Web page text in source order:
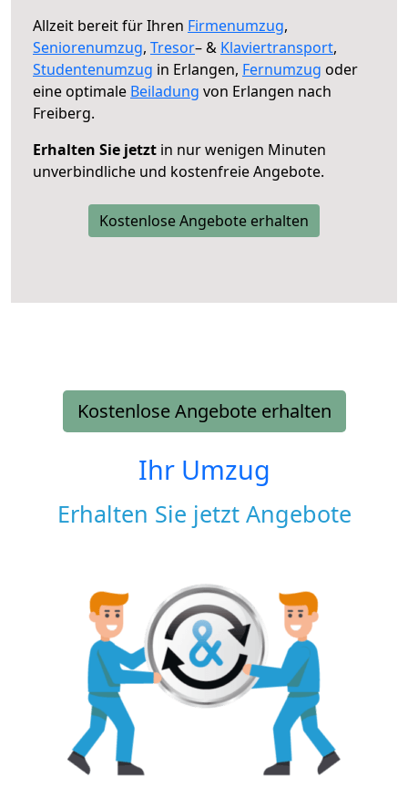
Allzeit bereit für Ihren Firmenumzug,
Seniorenumzug, Tresor– & Klaviertransport,
Studentenumzug in Erlangen, Fernumzug oder
eine optimale Beiladung von Erlangen nach
Freiberg.
Erhalten Sie jetzt in nur wenigen Minuten
unverbindliche und kostenfreie Angebote.
Kostenlose Angebote erhalten
Kostenlose Angebote erhalten
Ihr Umzug
Erhalten Sie jetzt Angebote